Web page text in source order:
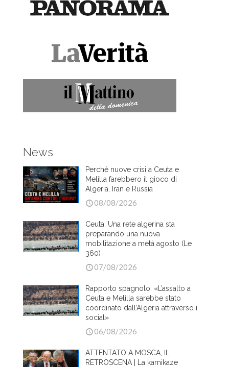
News
Perché nuove crisi a Ceuta e
Melilla farebbero il gioco di
Algeria, Iran e Russia
08/08/2026
Ceuta: Una rete algerina sta
preparando una nuova
mobilitazione a metà agosto (Le
360)
07/08/2026
Rapporto spagnolo: «L’assalto a
Ceuta e Melilla sarebbe stato
coordinato dall’Algeria attraverso i
social»
06/08/2026
ATTENTATO A MOSCA, IL
RETROSCENA | La kamikaze